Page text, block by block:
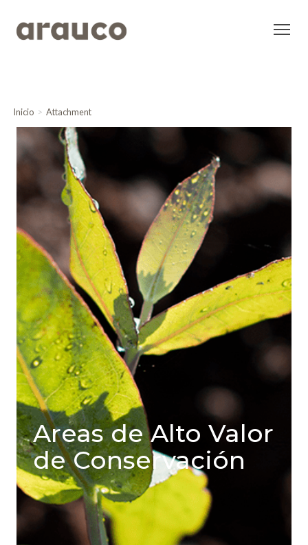
Inicio Attachment
Areas de Alto Valor
de Conservación